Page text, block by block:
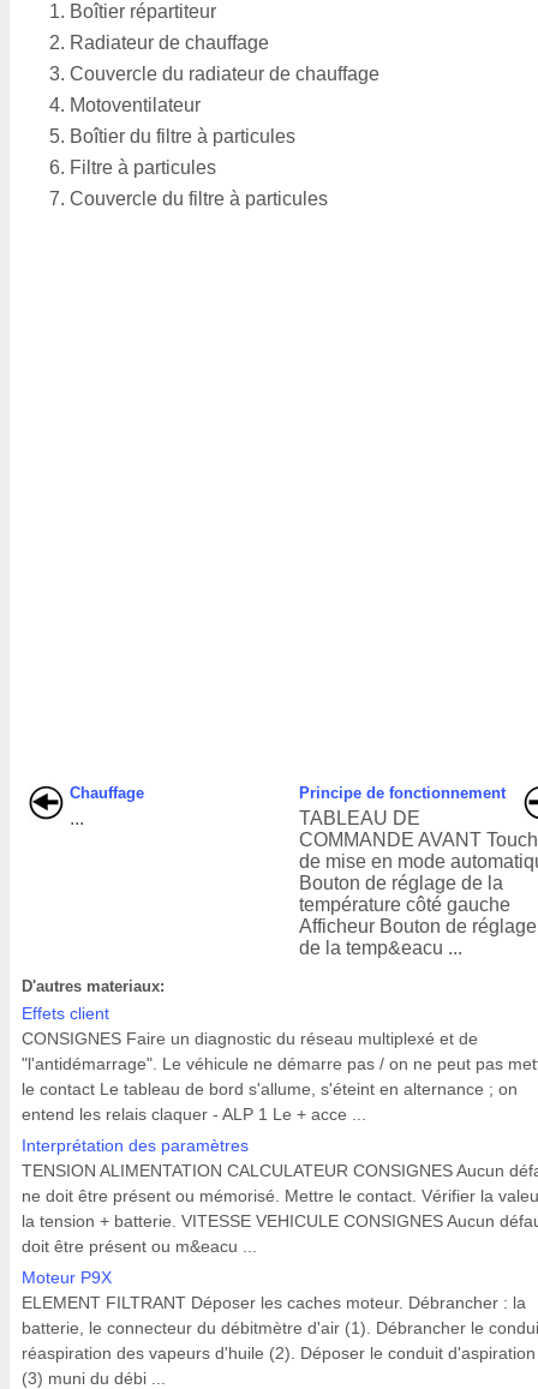
Boîtier répartiteur
Radiateur de chauffage
Couvercle du radiateur de chauffage
Motoventilateur
Boîtier du filtre à particules
Filtre à particules
Couvercle du filtre à particules
Chauffage
...
Principe de fonctionnement
TABLEAU DE
COMMANDE AVANT
de mise en mode
Bouton de réglage de la
température côté gauche
Afficheur Bouton de réglage
de la temp&eacu ...
D'autres materiaux:
Effets client
CONSIGNES Faire un diagnostic du réseau multiplexé et de
"l'antidémarrage". Le véhicule ne démarre pas / on ne peut pas
le contact Le tableau de bord s'allume, s'éteint en alternance ; on
entend les relais claquer - ALP 1 Le + acce ...
Interprétation des paramètres
TENSION ALIMENTATION CALCULATEUR CONSIGNES Aucun
ne doit être présent ou mémorisé. Mettre le contact. Vérifier la
la tension + batterie. VITESSE VEHICULE CONSIGNES Aucun
doit être présent ou m&eacu ...
Moteur P9X
ELEMENT FILTRANT Déposer les caches moteur. Débrancher : la
batterie, le connecteur du débitmètre d'air (1). Débrancher le
réaspiration des vapeurs d'huile (2). Déposer le conduit
(3) muni du débi ...